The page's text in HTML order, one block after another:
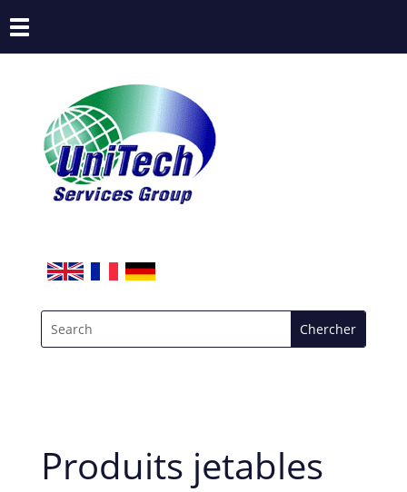
Produits jetables